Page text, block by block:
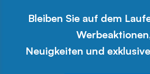
Bleiben Sie auf dem
Neuigkeiten und